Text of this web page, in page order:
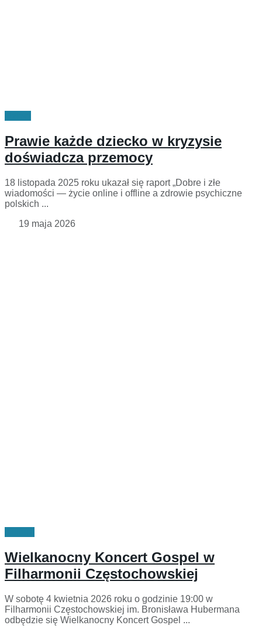
Prawie każde dziecko w kryzysie
doświadcza przemocy
18 listopada 2025 roku ukazał się raport „Dobre i złe
wiadomości — życie online i offline a zdrowie psychiczne
polskich ...
19 maja 2026
Wielkanocny Koncert Gospel w
Filharmonii Częstochowskiej
W sobotę 4 kwietnia 2026 roku o godzinie 19:00 w
Filharmonii Częstochowskiej im. Bronisława Hubermana
odbędzie się Wielkanocny Koncert Gospel ...